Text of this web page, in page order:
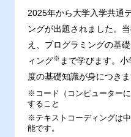
2025年から大学入学共通
ングが出題されました。
え、プログラミングの基
ィング※ まで学びます。
度の基礎知識が身につきま
※コード（コンピューター
すること
※テキストコーディングは
能です。